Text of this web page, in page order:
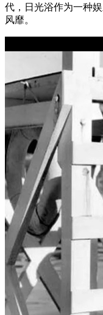
代，日光浴作为一种
风靡。